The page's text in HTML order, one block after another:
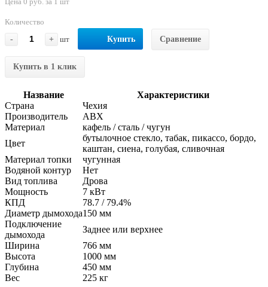
Количество
-
+ шт Купить Сравнение
Купить в 1 клик
Название
Характеристики
Страна
Чехия
Производитель
ABX
Материал
кафель / сталь / чугун
Цвет
бутылочное стекло, табак, пикассо, бордо,
каштан, сиена, голубая, сливочная
Материал топки
чугунная
Водяной контур
Нет
Вид топлива
Дрова
Мощность
7 кВт
КПД
78.7 / 79.4%
Диаметр дымохода150 мм
Подключение
дымохода
Заднее или верхнее
Ширина
766 мм
Высота
1000 мм
Глубина
450 мм
Вес
225 кг